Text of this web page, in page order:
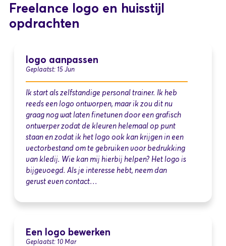
Freelance logo en huisstijl
opdrachten
logo aanpassen
Geplaatst: 15 Jun
Ik start als zelfstandige personal trainer. Ik heb
reeds een logo ontworpen, maar ik zou dit nu
graag nog wat laten finetunen door een grafisch
ontwerper zodat de kleuren helemaal op punt
staan en zodat ik het logo ook kan krijgen in een
vectorbestand om te gebruiken voor bedrukking
van kledij. Wie kan mij hierbij helpen? Het logo is
bijgevoegd. Als je interesse hebt, neem dan
gerust even contact…
Een logo bewerken
Geplaatst: 10 Mar